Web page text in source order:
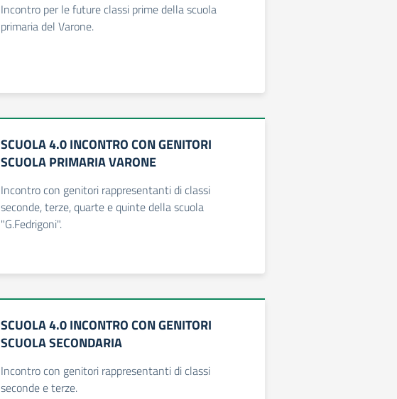
Incontro per le future classi prime della scuola
primaria del Varone.
SCUOLA 4.0 INCONTRO CON GENITORI
SCUOLA PRIMARIA VARONE
Incontro con genitori rappresentanti di classi
seconde, terze, quarte e quinte della scuola
"G.Fedrigoni".
SCUOLA 4.0 INCONTRO CON GENITORI
SCUOLA SECONDARIA
Incontro con genitori rappresentanti di classi
seconde e terze.